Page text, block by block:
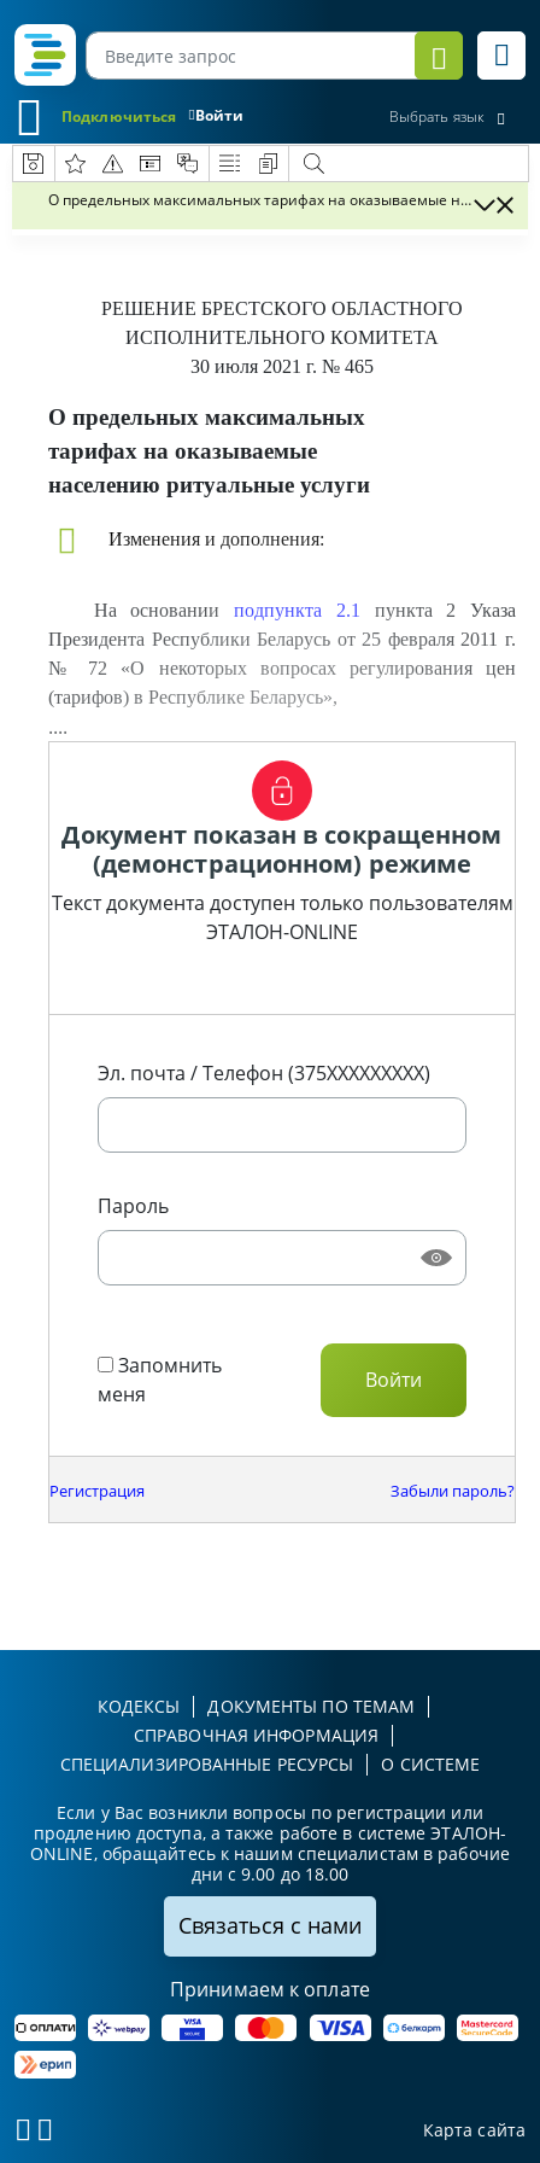
Войти
Подключиться Выбрать язык
О предельных максимальных тарифах на оказываемые населению
РЕШЕНИЕ БРЕСТСКОГО ОБЛАСТНОГО
ИСПОЛНИТЕЛЬНОГО КОМИТЕТА
30 июля 2021 г. № 465
О предельных максимальных
тарифах на оказываемые
населению ритуальные услуги
Изменения и дополнения:
На основанииподпункта 2.1
пункта 2 Указа
Президента Республики Беларусь от 25 февраля 2011 г.
№ 72 «О некоторых вопросах регулирования цен
(тарифов) в Республике Беларусь»,
....
Документ показан в сокращенном
(демонстрационном) режиме
Текст документа доступен только пользователям
ЭТАЛОН-ONLINE
Эл. почта / Телефон (375XXXXXXXXX)
Пароль
Запомнить
меня
Регистрация Забыли пароль?
КОДЕКСЫ
ДОКУМЕНТЫ ПО ТЕМАМ
СПРАВОЧНАЯ ИНФОРМАЦИЯ
СПЕЦИАЛИЗИРОВАННЫЕ РЕСУРСЫ
О СИСТЕМЕ
Если у Вас возникли вопросы по регистрации или
продлению доступа, а также работе в системе ЭТАЛОН-
ONLINE, обращайтесь к нашим специалистам в рабочие
дни с 9.00 до 18.00
Связаться с нами
Принимаем к оплате
Карта сайта